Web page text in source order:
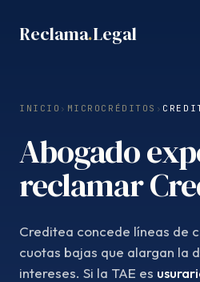
Reclama.Legal
INICIO › MICROCRÉDITOS ›
Abogado
reclamar
Creditea concede líneas de
cuotas bajas que alargan la
intereses. Si la TAE es